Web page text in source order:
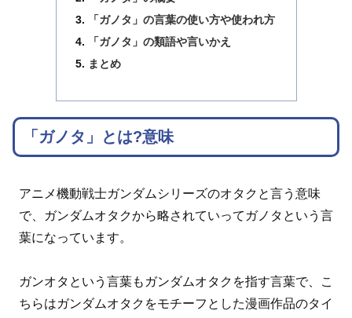
「ガノタ」の言葉の使い方や使われ方
「ガノタ」の類語や言いかえ
まとめ
「ガノタ」とは?意味
アニメ機動戦士ガンダムシリーズのオタクと言う意味
で、ガンダムオタクから略されていってガノタという言
葉になっています。
ガンオタという言葉もガンダムオタクを指す言葉で、こ
ちらはガンダムオタクをモチーフとした漫画作品のタイ